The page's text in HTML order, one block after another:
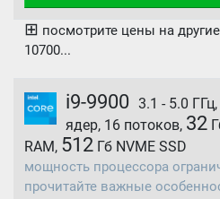
⊞ посмотрите цены на
10700...
i9-9900 3.1 - 5.0 ГГц,
ядер, 16 потоков, 32
RAM, 512 Гб NVME SSD
мощность процессора
прочитайте важные